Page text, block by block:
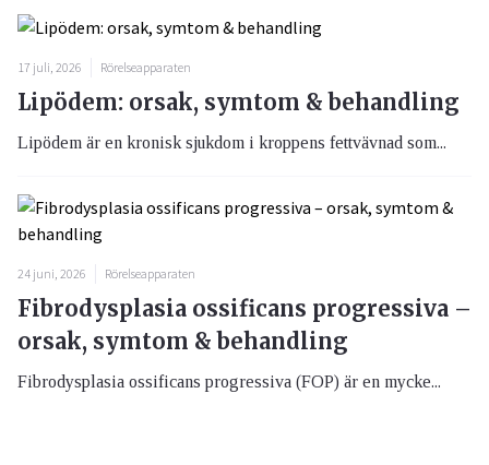
17 juli, 2026 Rörelseapparaten
Lipödem: orsak, symtom & behandling
Lipödem är en kronisk sjukdom i kroppens fettvävnad som...
24 juni, 2026 Rörelseapparaten
Fibrodysplasia ossificans progressiva –
orsak, symtom & behandling
Fibrodysplasia ossificans progressiva (FOP) är en mycke...